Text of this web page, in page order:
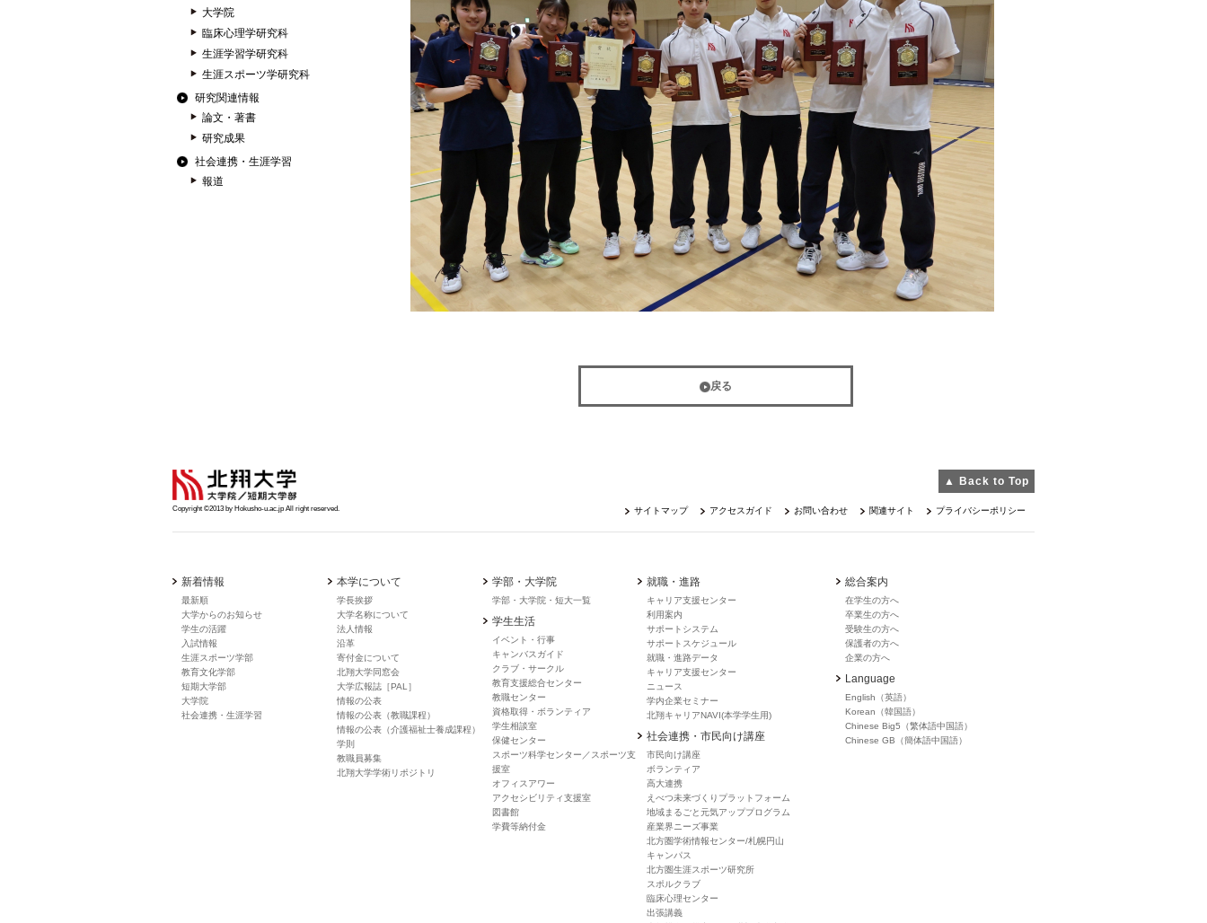
大学院
臨床心理学研究科
生涯学習学研究科
生涯スポーツ学研究科
研究関連情報
論文・著書
研究成果
社会連携・生涯学習
報道
戻る
▲ Back to Top
Copyright ©2013 by Hokusho-u.ac.jp All right reserved. サイトマップ アクセスガイド お問い合わせ 関連サイト プライバシーポリシー
新着情報
最新順
大学からのお知らせ
学生の活躍
入試情報
生涯スポーツ学部
教育文化学部
短期大学部
大学院
社会連携・生涯学習
本学について
学長挨拶
大学名称について
法人情報
沿革
寄付金について
北翔大学同窓会
大学広報誌［PAL］
情報の公表
情報の公表（教職課程）
情報の公表（介護福祉士養成課程）
学則
教職員募集
北翔大学学術リポジトリ
学部・大学院
学部・大学院・短大一覧
学生生活
イベント・行事
キャンバスガイド
クラブ・サークル
教育支援総合センター
教職センター
資格取得・ボランティア
学生相談室
保健センター
スポーツ科学センター／スポーツ支
援室
オフィスアワー
アクセシビリティ支援室
図書館
学費等納付金
就職・進路
キャリア支援センター
利用案内
サポートシステム
サポートスケジュール
就職・進路データ
キャリア支援センター
ニュース
学内企業セミナー
北翔キャリアNAVI(本学学生用)
社会連携・市民向け講座
市民向け講座
ボランティア
高大連携
えべつ未来づくりプラットフォーム
地域まるごと元気アッププログラム
産業界ニーズ事業
北方圏学術情報センター/札幌円山
キャンパス
北方圏生涯スポーツ研究所
スポルクラブ
臨床心理センター
出張講義
総合案内
在学生の方へ
卒業生の方へ
受験生の方へ
保護者の方へ
企業の方へ
Language
English（英語）
Korean（韓国語）
Chinese Big5（繁体語中国語）
Chinese GB（簡体語中国語）